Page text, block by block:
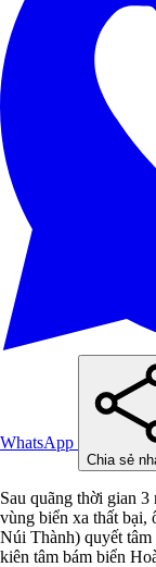
WhatsApp
Chia sẻ
Sau quãng thời gian
vùng biển xa thất
Núi Thành) quyết
kiên tâm bám biển